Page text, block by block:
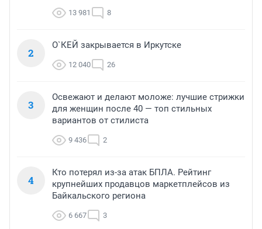
13 981 8
2
О`КЕЙ закрывается в Иркутске
12 040 26
3
Освежают и делают моложе: лучшие стрижки
для женщин после 40 — топ стильных
вариантов от стилиста
9 436 2
4
Кто потерял из-за атак БПЛА. Рейтинг
крупнейших продавцов маркетплейсов из
Байкальского региона
6 667 3